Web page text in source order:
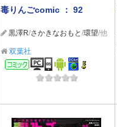
毒りんごcomic ： 92
黒澤R/さかきなおもと /環望/他
双葉社
コミック